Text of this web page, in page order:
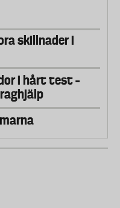
skillnader i
i hårt test –